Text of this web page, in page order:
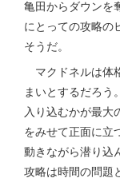
亀田からダウンを
にとっての攻略の
そうだ。
マクドネルは体
まいとするだろう
入り込むかが最大
をみせて正面に立
動きながら潜り込
攻略は時間の問題